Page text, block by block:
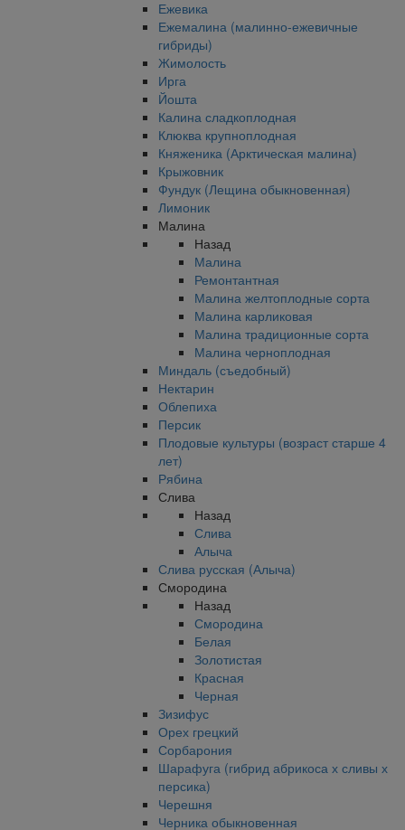
Ежевика
Ежемалина (малинно-ежевичные
гибриды)
Жимолость
Ирга
Йошта
Калина сладкоплодная
Клюква крупноплодная
Княженика (Арктическая малина)
Крыжовник
Фундук (Лещина обыкновенная)
Лимоник
Малина
Назад
Малина
Ремонтантная
Малина желтоплодные сорта
Малина карликовая
Малина традиционные сорта
Малина черноплодная
Миндаль (съедобный)
Нектарин
Облепиха
Персик
Плодовые культуры (возраст старше 4
лет)
Рябина
Слива
Назад
Слива
Алыча
Слива русская (Алыча)
Смородина
Назад
Смородина
Белая
Золотистая
Красная
Черная
Зизифус
Орех грецкий
Сорбарония
Шарафуга (гибрид абрикоса х сливы х
персика)
Черешня
Черника обыкновенная